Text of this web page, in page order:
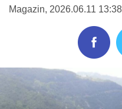
Magazin, 2026.06.11 13:38